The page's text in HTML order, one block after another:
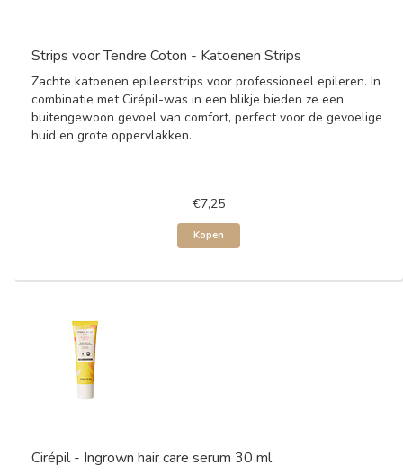
Strips voor Tendre Coton - Katoenen Strips
Zachte katoenen epileerstrips voor professioneel epileren. In
combinatie met Cirépil-was in een blikje bieden ze een
buitengewoon gevoel van comfort, perfect voor de gevoelige
huid en grote oppervlakken.
€7,25
Kopen
Cirépil - Ingrown hair care serum 30 ml